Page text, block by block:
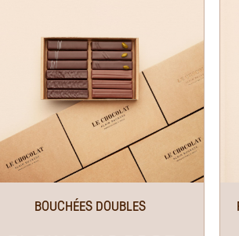
BOUCHÉES DOUBLES